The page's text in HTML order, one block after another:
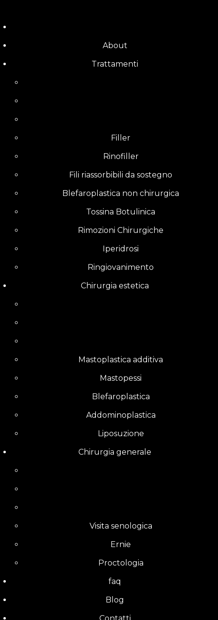
About
Trattamenti
Filler
Rinofiller
Fili riassorbibili da sostegno
Blefaroplastica non chirurgica
Tossina Botulinica
Rimozioni Chirurgiche
Iperidrosi
Ringiovanimento
Chirurgia estetica
Mastoplastica additiva
Mastopessi
Blefaroplastica
Addominoplastica
Liposuzione
Chirurgia generale
Visita senologica
Ernie
Proctologia
faq
Blog